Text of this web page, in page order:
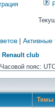
|
Renault club
Часовой пояс:
Темы